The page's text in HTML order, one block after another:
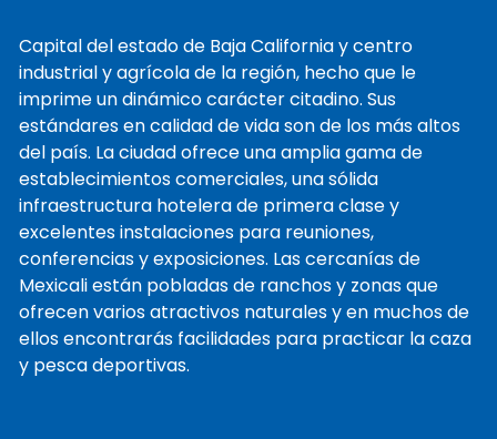
Capital del estado de Baja California y centro
industrial y agrícola de la región, hecho que le
imprime un dinámico carácter citadino. Sus
estándares en calidad de vida son de los más altos
del país. La ciudad ofrece una amplia gama de
establecimientos comerciales, una sólida
infraestructura hotelera de primera clase y
excelentes instalaciones para reuniones,
conferencias y exposiciones. Las cercanías de
Mexicali están pobladas de ranchos y zonas que
ofrecen varios atractivos naturales y en muchos de
ellos encontrarás facilidades para practicar la caza
y pesca deportivas.